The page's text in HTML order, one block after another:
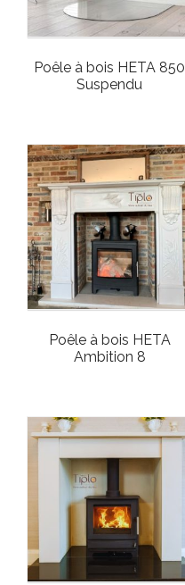
Poêle à bois HETA 850
Suspendu
Poêle à bois HETA
Ambition 8